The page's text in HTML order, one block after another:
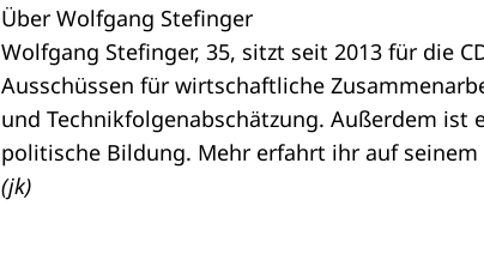
Über Wolfgang Stefinger
Wolfgang Stefinger, 35, sitzt seit 2013 für die
Ausschüssen für wirtschaftliche
und Technikfolgenabschätzung. Außerdem
politische Bildung. Mehr erfahrt ihr auf seinem
(jk)